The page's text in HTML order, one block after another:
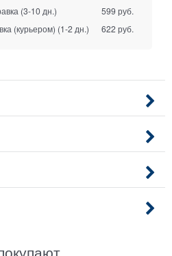
(3-10 дн.)
599 руб.
(курьером) (1-2 дн.) 622 руб.